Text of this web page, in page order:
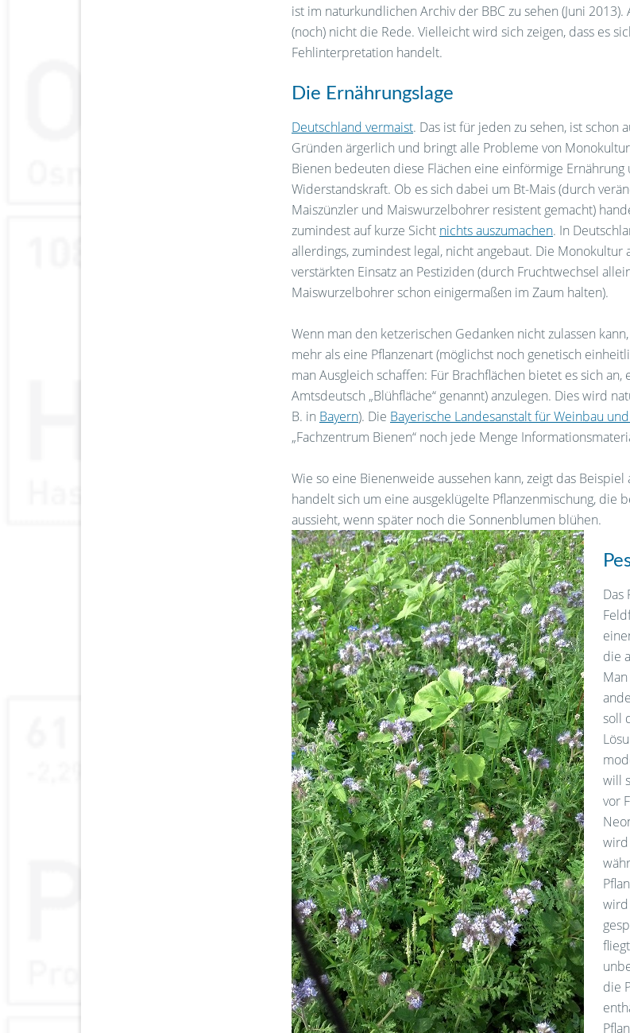
ist im naturkundlichen Archiv der BBC zu sehen (Juni
(noch) nicht die Rede. Vielleicht wird sich zeigen, dass es
Fehlinterpretation handelt.
Die Ernährungslage
Deutschland vermaist. Das ist für jeden zu sehen, ist schon
Gründen ärgerlich und bringt alle Probleme von
Bienen bedeuten diese Flächen eine einförmige
Widerstandskraft. Ob es sich dabei um Bt-Mais (durch
Maiszünzler und Maiswurzelbohrer resistent gemacht)
zumindest auf kurze Sicht nichts auszumachen. In
allerdings, zumindest legal, nicht angebaut. Die Monokultur
verstärkten Einsatz an Pestiziden (durch Fruchtwechsel
Maiswurzelbohrer schon einigermaßen im Zaum halten).
Wenn man den ketzerischen Gedanken nicht zulassen
mehr als eine Pflanzenart (möglichst noch genetisch
man Ausgleich schaffen: Für Brachflächen bietet es sich
Amtsdeutsch „Blühfläche“ genannt) anzulegen. Dies wird
B. in Bayern). Die Bayerische Landesanstalt für Weinbau
„Fachzentrum Bienen“ noch jede Menge
Wie so eine Bienenweide aussehen kann, zeigt das
handelt sich um eine ausgeklügelte Pflanzenmischung, die
aussieht, wenn später noch die Sonnenblumen blühen.
Das
die
soll
will
vor
wird
die